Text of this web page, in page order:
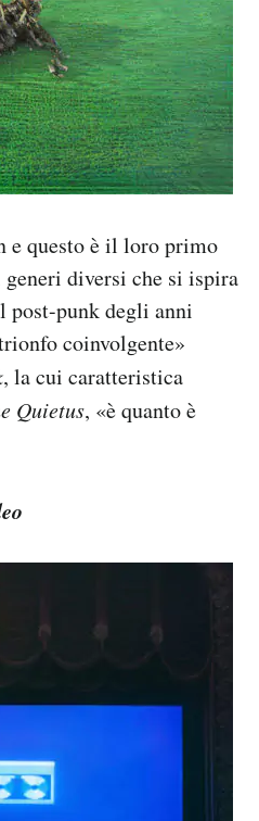
e questo è il loro primo
diversi che si ispira
post-punk degli anni
coinvolgente»
, la cui caratteristica
Quietus, «è quanto è